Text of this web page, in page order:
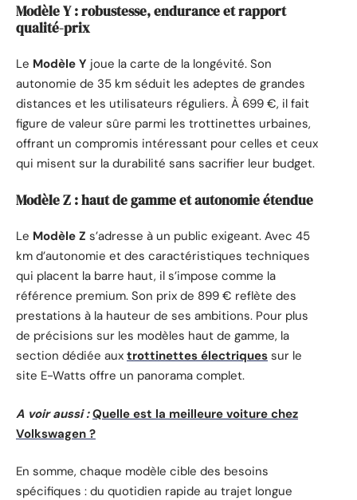
Modèle Y : robustesse, endurance et rapport
qualité-prix
Le Modèle Y joue la carte de la longévité. Son
autonomie de 35 km séduit les adeptes de grandes
distances et les utilisateurs réguliers. À 699 €, il fait
figure de valeur sûre parmi les trottinettes urbaines,
offrant un compromis intéressant pour celles et ceux
qui misent sur la durabilité sans sacrifier leur budget.
Modèle Z : haut de gamme et autonomie étendue
Le Modèle Z s’adresse à un public exigeant. Avec 45
km d’autonomie et des caractéristiques techniques
qui placent la barre haut, il s’impose comme la
référence premium. Son prix de 899 € reflète des
prestations à la hauteur de ses ambitions. Pour plus
de précisions sur les modèles haut de gamme, la
section dédiée aux trottinettes électriques sur le
site E-Watts offre un panorama complet.
A voir aussi : Quelle est la meilleure voiture chez
Volkswagen ?
En somme, chaque modèle cible des besoins
spécifiques : du quotidien rapide au trajet longue